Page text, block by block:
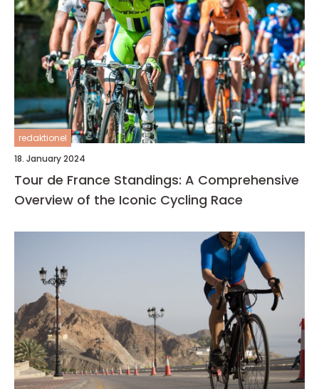
redaktionel
18. January 2024
Tour de France Standings: A Comprehensive
Overview of the Iconic Cycling Race